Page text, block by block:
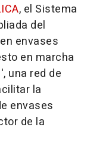
, el Sistema
del
envases
en marcha
una red de
la
envases
de la